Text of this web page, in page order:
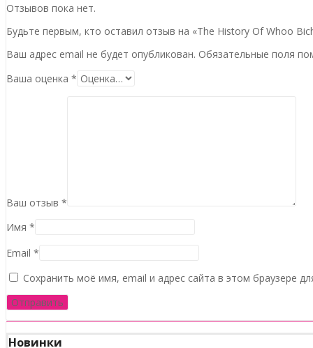
Отзывов пока нет.
Будьте первым, кто оставил отзыв на «The History Of Whoo
Ваш адрес email не будет опубликован. Обязательные поля
Ваша оценка *
Ваш отзыв *
Имя *
Email *
Сохранить моё имя, email и адрес сайта в этом браузере
Новинки